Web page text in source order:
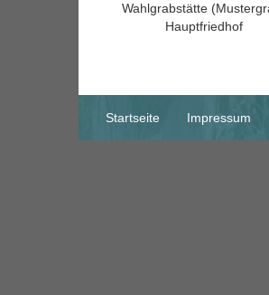
Wahlgrabstätte
Hauptfriedhof
Startseite Impressum